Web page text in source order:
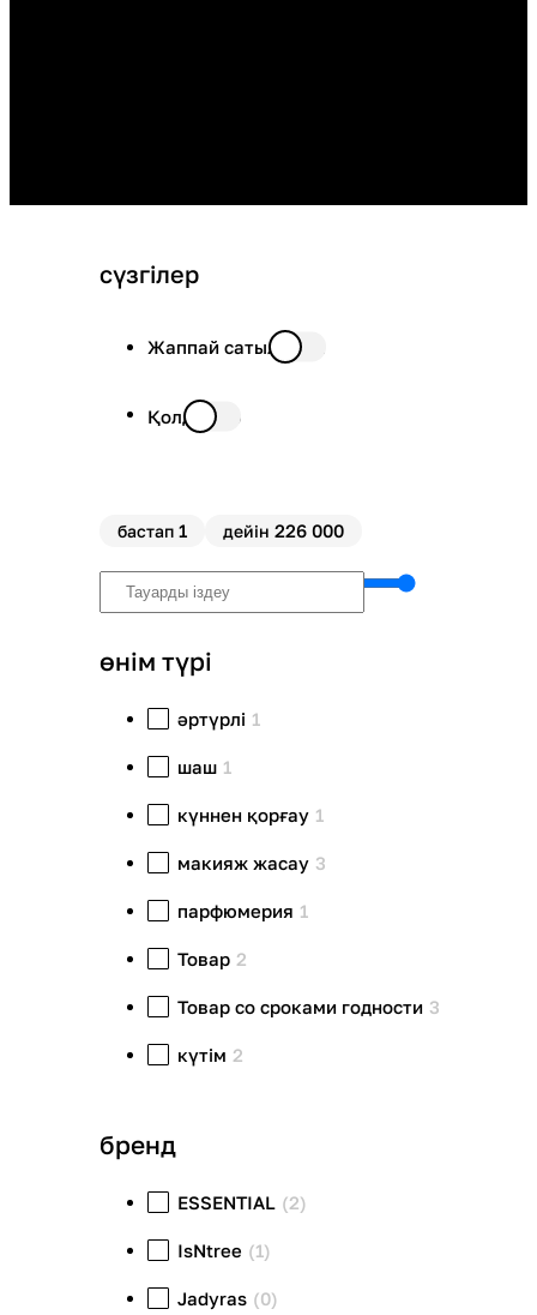
сүзгілер
Жаппай сатылымда
Қолда бар
бастап 1 дейін 226 000
өнім түрі
әртүрлі 1
шаш 1
күннен қорғау 1
макияж жасау 3
парфюмерия 1
Товар 2
Товар со сроками годности 3
күтім 2
бренд
ESSENTIAL (2)
IsNtree (1)
Jadyras (0)